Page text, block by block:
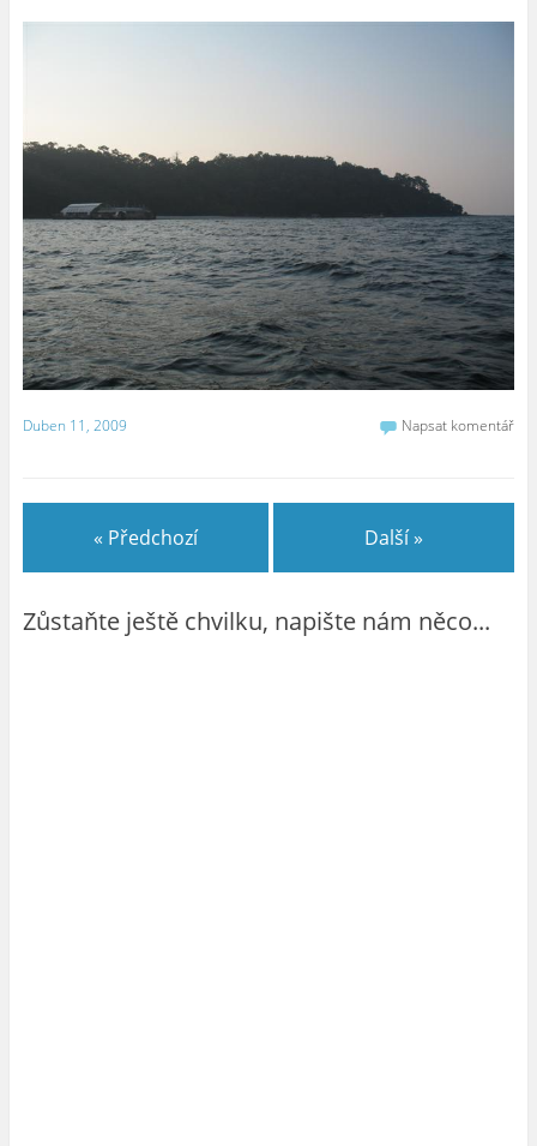
Duben 11, 2009 Napsat komentář
« Předchozí Další »
Zůstaňte ještě chvilku, napište nám něco...